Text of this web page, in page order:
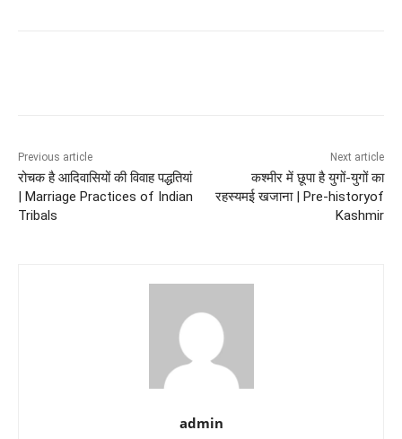
Previous article
रोचक है आदिवासियों की विवाह पद्धतियां
| Marriage Practices of Indian
Tribals
Next article
कश्मीर में छूपा है युगों-युगों का
रहस्यमई खजाना | Pre-historyof
Kashmir
admin